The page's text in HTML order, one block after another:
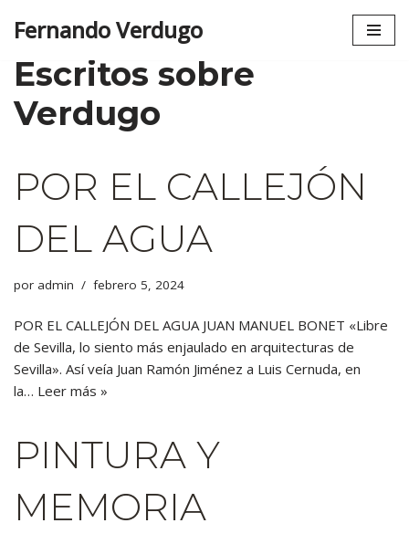
al
Fernando Verdugo
Escritos sobre
Verdugo
POR EL CALLEJÓN
DEL AGUA
por admin febrero 5, 2024
POR EL CALLEJÓN DEL AGUA JUAN MANUEL BONET «Libre
de Sevilla, lo siento más enjaulado en arquitecturas de
Sevilla». Así veía Juan Ramón Jiménez a Luis Cernuda, en
la… Leer más »
PINTURA Y
MEMORIA